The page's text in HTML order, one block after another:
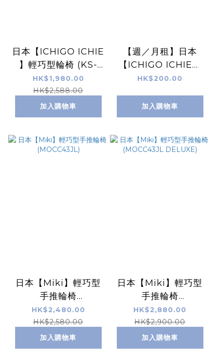
日本【ICHIGO ICHIE
】輕巧型輪椅 (KS-
880)
HK$1,980.00
HK$2,588.00
加入購物車
【週／月租】日本
【ICHIGO ICHIE】
輕巧型輪椅
HK$200.00
加入購物車
日本【Miki】輕巧型
手推輪椅
(MOCC43JL)
HK$2,480.00
HK$2,580.00
加入購物車
日本【Miki】輕巧型
手推輪椅
(MOCC43JL
DELUXE)
HK$2,880.00
HK$2,900.00
加入購物車